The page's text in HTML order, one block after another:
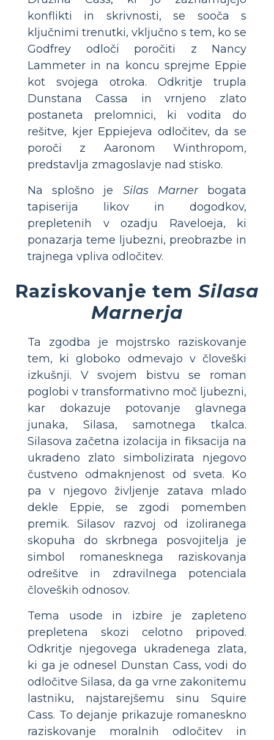
konflikti in skrivnosti, se sooča s
ključnimi trenutki, vključno s tem, ko se
Godfrey odloči poročiti z Nancy
Lammeter in na koncu sprejme Eppie
kot svojega otroka. Odkritje trupla
Dunstana Cassa in vrnjeno zlato
postaneta prelomnici, ki vodita do
rešitve, kjer Eppiejeva odločitev, da se
poroči z Aaronom Winthropom,
predstavlja zmagoslavje nad stisko.
Na splošno je Silas Marnerbogata
tapiserija likov in dogodkov,
prepletenih v ozadju Raveloeja, ki
ponazarja teme ljubezni, preobrazbe in
trajnega vpliva odločitev.
Raziskovanje tem Silasa
Marnerja
Ta zgodba je mojstrsko raziskovanje
tem, ki globoko odmevajo v človeški
izkušnji. V svojem bistvu se roman
poglobi v transformativno moč ljubezni,
kar dokazuje potovanje glavnega
junaka, Silasa, samotnega tkalca.
Silasova začetna izolacija in fiksacija na
ukradeno zlato simbolizirata njegovo
čustveno odmaknjenost od sveta. Ko
pa v njegovo življenje zatava mlado
dekle Eppie, se zgodi pomemben
premik. Silasov razvoj od izoliranega
skopuha do skrbnega posvojitelja je
simbol romanesknega raziskovanja
odrešitve in zdravilnega potenciala
človeških odnosov.
Tema usode in izbire je zapleteno
prepletena skozi celotno pripoved.
Odkritje njegovega ukradenega zlata,
ki ga je odnesel Dunstan Cass, vodi do
odločitve Silasa, da ga vrne zakonitemu
lastniku, najstarejšemu sinu Squire
Cass. To dejanje prikazuje romaneskno
raziskovanje moralnih odločitev in